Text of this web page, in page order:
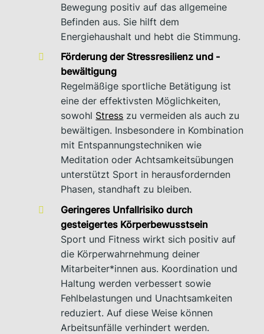
Bewegung positiv auf das allgemeine
Befinden aus. Sie hilft dem
Energiehaushalt und hebt die Stimmung.
Förderung der Stressresilienz und -
bewältigung
Regelmäßige sportliche Betätigung ist
eine der effektivsten Möglichkeiten,
sowohl Stress zu vermeiden als auch zu
bewältigen. Insbesondere in Kombination
mit Entspannungstechniken wie
Meditation oder Achtsamkeitsübungen
unterstützt Sport in herausfordernden
Phasen, standhaft zu bleiben.
Geringeres Unfallrisiko durch
gesteigertes Körperbewusstsein
Sport und Fitness wirkt sich positiv auf
die Körperwahrnehmung deiner
Mitarbeiter*innen aus. Koordination und
Haltung werden verbessert sowie
Fehlbelastungen und Unachtsamkeiten
reduziert. Auf diese Weise können
Arbeitsunfälle verhindert werden.